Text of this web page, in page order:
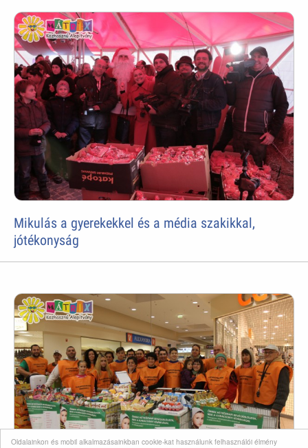
Oldalainkon és mobil alkalmazásainkban cookie-kat használunk felhasználói élmény
Mikulás a gyerekekkel és a média szakikkal,
jótékonyság